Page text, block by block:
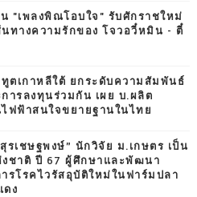
"เพลงพิณโอบใจ" รับศักราชใหม่
ทางความรักของ โจวอวี๋หมิน - ตี๋
ตเกาหลีใต้ ยกระดับความสัมพันธ์
ารลงทุนร่วมกัน เผย บ.ผลิต
ฟฟ้าสนใจขยายฐานในไทย
รเชษฐพงษ์” นักวิจัย ม.เกษตร เป็น
ชาติ ปี 67 ผู้ศึกษาและพัฒนา
รโรคไวรัสอุบัติใหม่ในฟาร์มปลา
ง